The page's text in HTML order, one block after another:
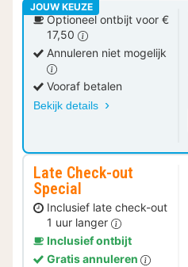
JOUW KEUZE
Optioneel ontbijt voor €
17,50
Annuleren niet mogelijk
Vooraf betalen
Bekijk details
Late Check-out
Special
Inclusief late check-out
1 uur langer
Inclusief ontbijt
Gratis annuleren